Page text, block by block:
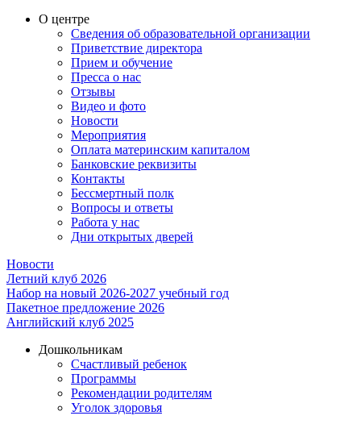
О центре
Сведения об образовательной организации
Приветствие директора
Прием и обучение
Пресса о нас
Отзывы
Видео и фото
Новости
Мероприятия
Оплата материнским капиталом
Банковские реквизиты
Контакты
Бессмертный полк
Вопросы и ответы
Работа у нас
Дни открытых дверей
Новости
Летний клуб 2026
Набор на новый 2026-2027 учебный год
Пакетное предложение 2026
Английский клуб 2025
Дошкольникам
Счастливый ребенок
Программы
Рекомендации родителям
Уголок здоровья